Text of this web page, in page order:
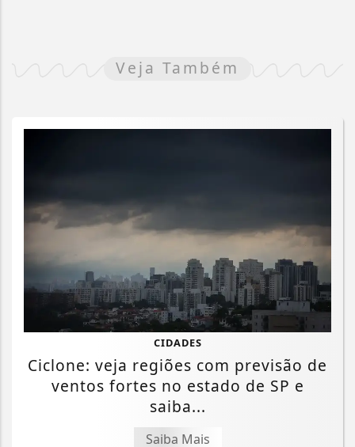
Veja Também
CIDADES
Ciclone: veja regiões com previsão de
ventos fortes no estado de SP e
saiba...
Saiba Mais